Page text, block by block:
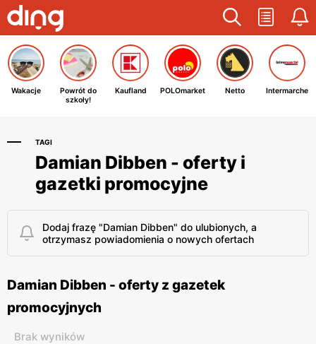
Wakacje
Powrót do
szkoły!
Kaufland POLOmarket Netto Intermarche
TAGI
Damian Dibben - oferty i
gazetki promocyjne
Dodaj frazę "Damian Dibben" do ulubionych, a
otrzymasz powiadomienia o nowych ofertach
Damian Dibben - oferty z gazetek
promocyjnych
Brak wyników